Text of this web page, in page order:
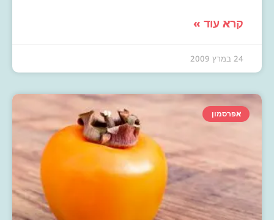
קרא עוד »
24 במרץ 2009
אפרסמון